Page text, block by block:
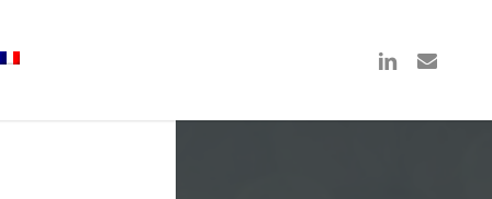
linkedin email